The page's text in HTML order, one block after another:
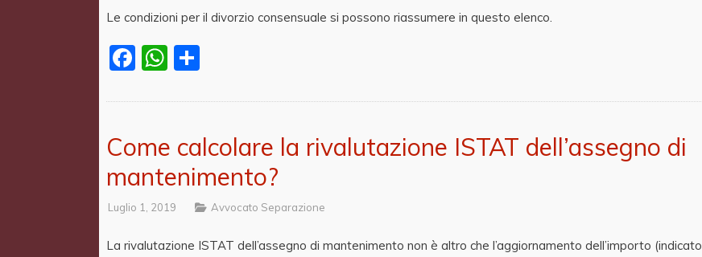
Le condizioni per il divorzio consensuale si possono riassumere in questo elenco.
Facebook
WhatsApp
Come calcolare la rivalutazione ISTAT dell’assegno di
mantenimento?
Luglio 1, 2019 Avvocato Separazione
La rivalutazione ISTAT dell’assegno di mantenimento non è altro che l’aggiornamento dell’importo (indicato